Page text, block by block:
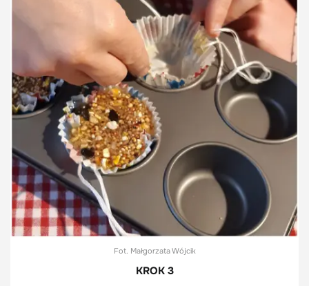
Fot. Małgorzata Wójcik
KROK 3